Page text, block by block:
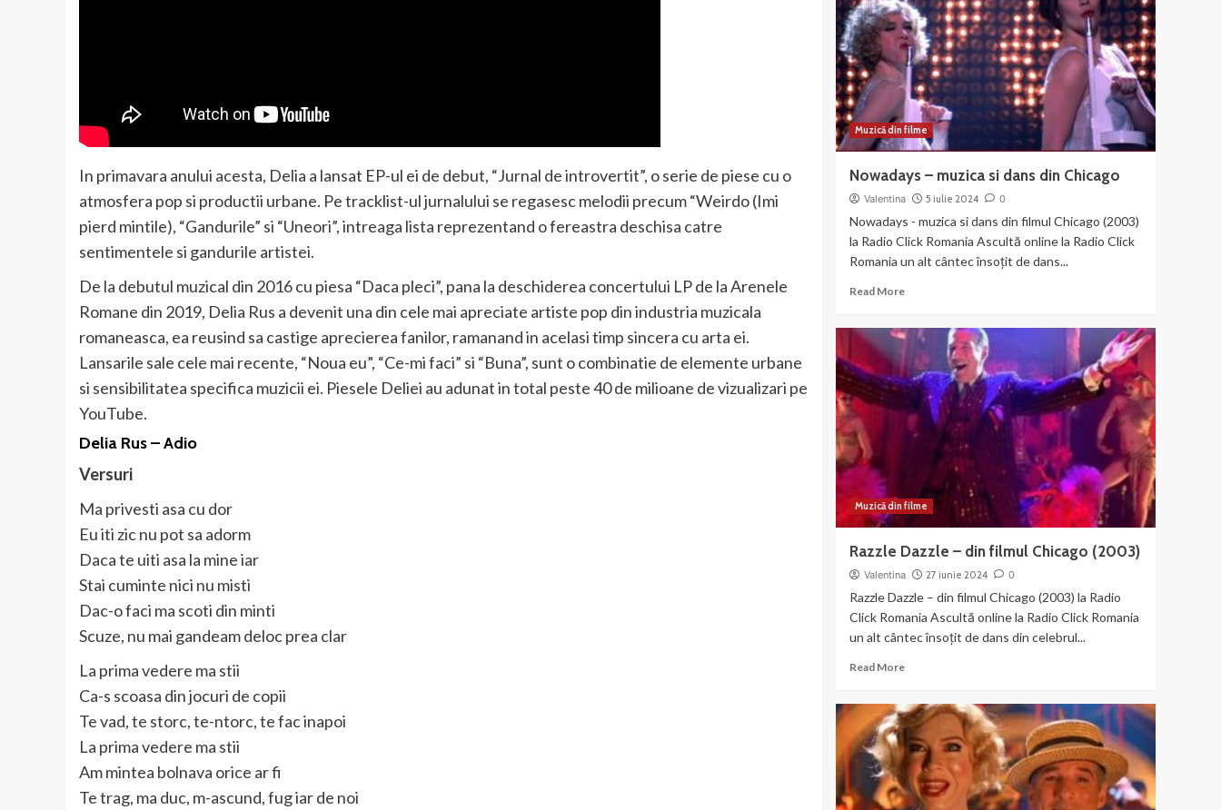
In primavara anului acesta, Delia a lansat EP-ul ei de debut, “Jurnal de introvertit”, o serie de piese cu o
atmosfera pop si productii urbane. Pe tracklist-ul jurnalului se regasesc melodii precum “Weirdo (Imi
pierd mintile), “Gandurile” si “Uneori”, intreaga lista reprezentand o fereastra deschisa catre
sentimentele si gandurile artistei.
De la debutul muzical din 2016 cu piesa “Daca pleci”, pana la deschiderea concertului LP de la Arenele
Romane din 2019, Delia Rus a devenit una din cele mai apreciate artiste pop din industria muzicala
romaneasca, ea reusind sa castige aprecierea fanilor, ramanand in acelasi timp sincera cu arta ei.
Lansarile sale cele mai recente, “Noua eu”, “Ce-mi faci” si “Buna”, sunt o combinatie de elemente urbane
si sensibilitatea specifica muzicii ei. Piesele Deliei au adunat in total peste 40 de milioane de vizualizari pe
YouTube.
Delia Rus – Adio
Versuri
Ma privesti asa cu dor
Eu iti zic nu pot sa adorm
Daca te uiti asa la mine iar
Stai cuminte nici nu misti
Dac-o faci ma scoti din minti
Scuze, nu mai gandeam deloc prea clar
La prima vedere ma stii
Ca-s scoasa din jocuri de copii
Te vad, te storc, te-ntorc, te fac inapoi
La prima vedere ma stii
Am mintea bolnava orice ar fi
Te trag, ma duc, m-ascund, fug iar de noi
Joel
Gray
–
Money
Muzică din filme
Nowadays – muzica si dans din Chicago
Valentina 5 iulie 2024 0
Nowadays - muzica si dans din filmul Chicago (2003)
la Radio Click Romania Ascultă online la Radio Click
Romania un alt cântec însoțit de dans...
Read MoreRead
Nowadays
muzica
si
dans
din
Chicago
Muzică din filme
Razzle Dazzle – din filmul Chicago (2003)
Valentina 27 iunie 2024 0
Razzle Dazzle – din filmul Chicago (2003) la Radio
Click Romania Ascultă online la Radio Click Romania
un alt cântec însoțit de dans din celebrul...
Read MoreRead
Razzle
Dazzle
–
din
filmul
Chicago